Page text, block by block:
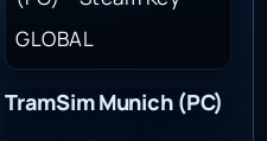
TramSim Munich (PC)